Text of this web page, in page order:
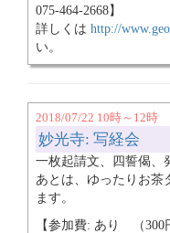
075-464-2668】
詳しくは http://
い。
2018/07/22 10時～12時
妙光寺: 写経会
一枚起請文、四誓偈、
あとは、ゆったりお茶
ます。
【参加費: あり （300